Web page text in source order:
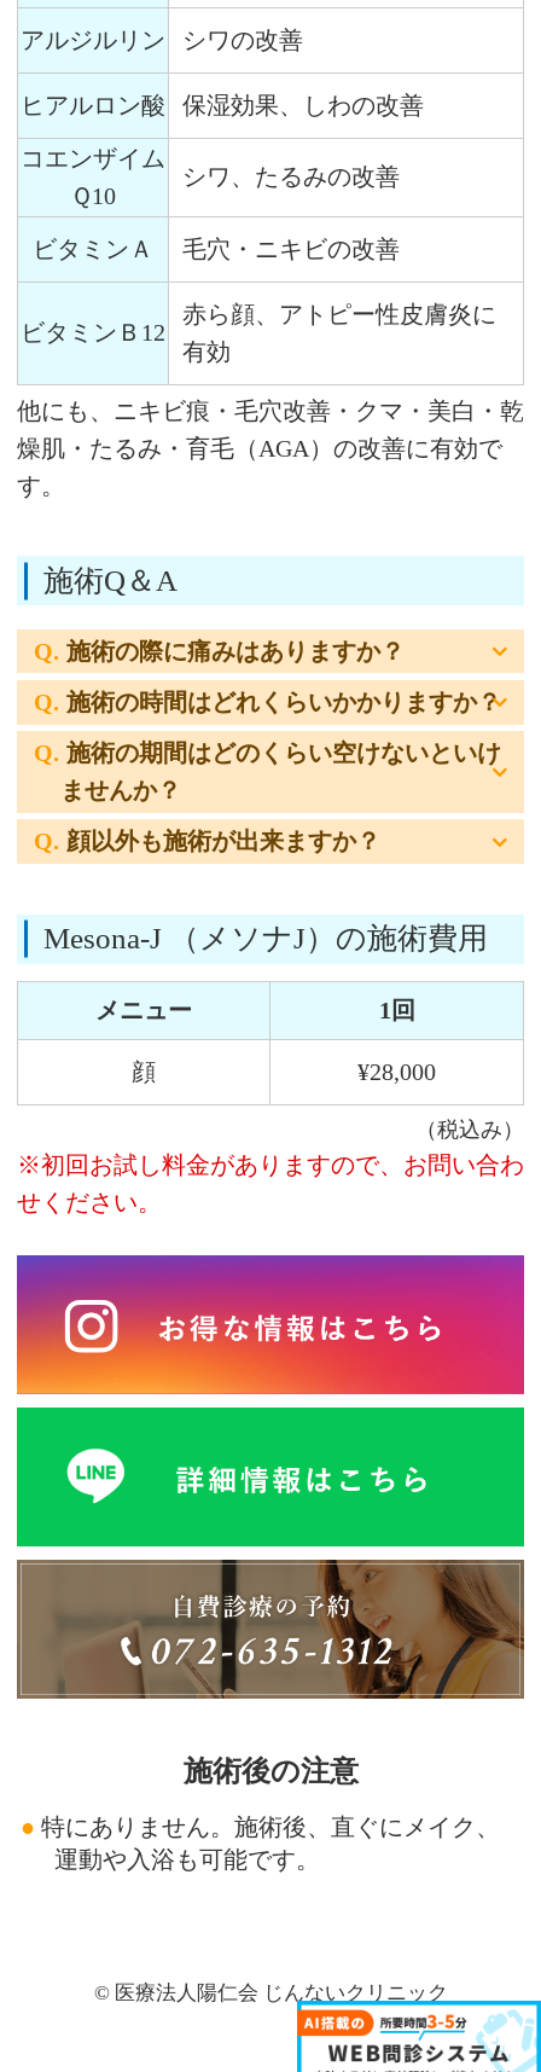
他にも、ニキビ痕・毛穴改善・クマ・美白・乾
燥肌・たるみ・育毛（AGA）の改善に有効で
す。
アルジルリン シワの改善
ヒアルロン酸 保湿効果、しわの改善
コエンザイム
Ｑ10
シワ、たるみの改善
ビタミンＡ 毛穴・ニキビの改善
ビタミンＢ12
赤ら顔、アトピー性皮膚炎に
有効
施術Q＆A
施術の際に痛みはありますか？
施術の時間はどれくらいかかりますか？
施術の期間はどのくらい空けないといけ
ませんか？
顔以外も施術が出来ますか？
Mesona-J （メソナJ）の施術費用
（税込み）
※初回お試し料金がありますので、お問い合わ
せください。
メニュー 1回
顔 ¥28,000
施術後の注意
特にありません。施術後、直ぐにメイク、
運動や入浴も可能です。
© 医療法人陽仁会 じんないクリニック